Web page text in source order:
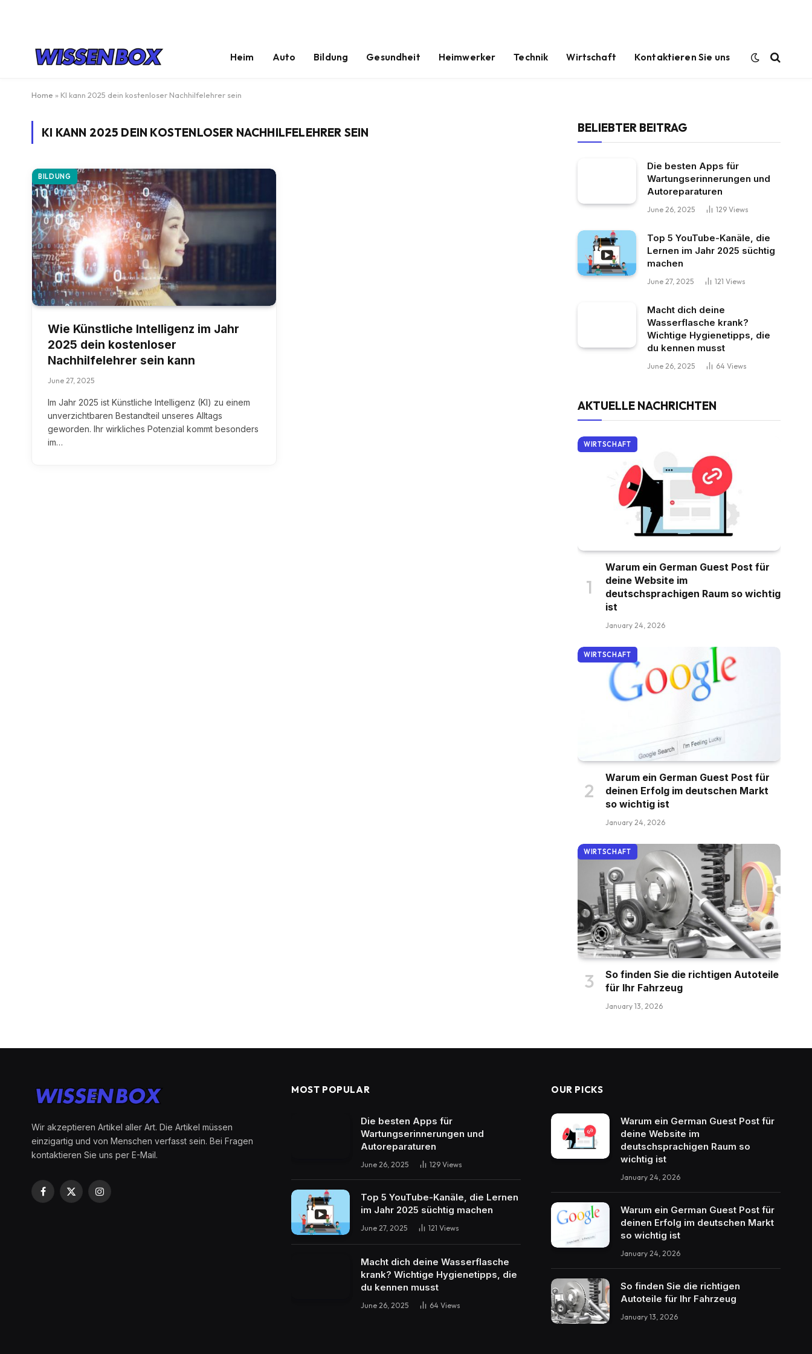
Heim Auto Bildung Gesundheit Heimwerker Technik Wirtschaft Kontaktieren Sie uns
Home » KI kann 2025 dein kostenloser Nachhilfelehrer sein
KI KANN 2025 DEIN KOSTENLOSER NACHHILFELEHRER SEIN
BILDUNG
Wie Künstliche Intelligenz im Jahr
2025 dein kostenloser
Nachhilfelehrer sein kann
June 27, 2025
Im Jahr 2025 ist Künstliche Intelligenz (KI) zu einem
unverzichtbaren Bestandteil unseres Alltags
geworden. Ihr wirkliches Potenzial kommt besonders
im…
BELIEBTER BEITRAG
Die besten Apps für
Wartungserinnerungen und
Autoreparaturen
June 26, 2025 129 Views
Top 5 YouTube-Kanäle, die
Lernen im Jahr 2025 süchtig
machen
June 27, 2025 121 Views
Macht dich deine
Wasserflasche krank?
Wichtige Hygienetipps, die
du kennen musst
June 26, 2025 64 Views
AKTUELLE NACHRICHTEN
WIRTSCHAFT
Warum ein German Guest Post für
deine Website im
deutschsprachigen Raum so wichtig
ist
January 24, 2026
WIRTSCHAFT
Warum ein German Guest Post für
deinen Erfolg im deutschen Markt
so wichtig ist
January 24, 2026
WIRTSCHAFT
So finden Sie die richtigen Autoteile
für Ihr Fahrzeug
January 13, 2026
Wir akzeptieren Artikel aller Art. Die Artikel müssen
einzigartig und von Menschen verfasst sein. Bei Fragen
kontaktieren Sie uns per E-Mail.
Facebook
X
Instagram
MOST POPULAR
Die besten Apps für
Wartungserinnerungen und
Autoreparaturen
June 26, 2025 129 Views
Top 5 YouTube-Kanäle, die Lernen
im Jahr 2025 süchtig machen
June 27, 2025 121 Views
Macht dich deine Wasserflasche
krank? Wichtige Hygienetipps, die
du kennen musst
June 26, 2025 64 Views
OUR PICKS
Warum ein German Guest Post für
deine Website im
deutschsprachigen Raum so
wichtig ist
January 24, 2026
Warum ein German Guest Post für
deinen Erfolg im deutschen Markt
so wichtig ist
January 24, 2026
So finden Sie die richtigen
Autoteile für Ihr Fahrzeug
January 13, 2026